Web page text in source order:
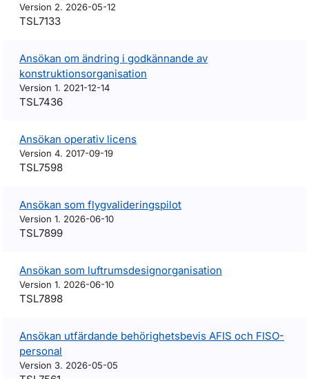
Version 2. 2026-05-12
TSL7133
Ansökan om ändring i godkännande av
konstruktionsorganisation
Version 1. 2021-12-14
TSL7436
Ansökan operativ licens
Version 4. 2017-09-19
TSL7598
Ansökan som flygvalideringspilot
Version 1. 2026-06-10
TSL7899
Ansökan som luftrumsdesignorganisation
Version 1. 2026-06-10
TSL7898
Ansökan utfärdande behörighetsbevis AFIS och FISO-
personal
Version 3. 2026-05-05